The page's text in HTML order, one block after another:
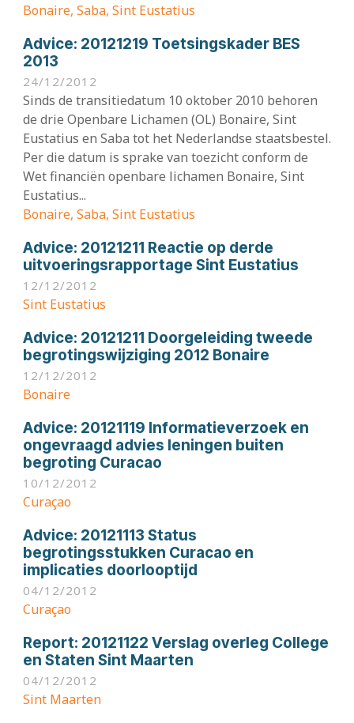
Bonaire, Saba, Sint Eustatius
Advice: 20121219 Toetsingskader BES
2013
24/12/2012
Sinds de transitiedatum 10 oktober 2010 behoren
de drie Openbare Lichamen (OL) Bonaire, Sint
Eustatius en Saba tot het Nederlandse staatsbestel.
Per die datum is sprake van toezicht conform de
Wet financiën openbare lichamen Bonaire, Sint
Eustatius...
Bonaire, Saba, Sint Eustatius
Advice: 20121211 Reactie op derde
uitvoeringsrapportage Sint Eustatius
12/12/2012
Sint Eustatius
Advice: 20121211 Doorgeleiding tweede
begrotingswijziging 2012 Bonaire
12/12/2012
Bonaire
Advice: 20121119 Informatieverzoek en
ongevraagd advies leningen buiten
begroting Curacao
10/12/2012
Curaçao
Advice: 20121113 Status
begrotingsstukken Curacao en
implicaties doorlooptijd
04/12/2012
Curaçao
Report: 20121122 Verslag overleg College
en Staten Sint Maarten
04/12/2012
Sint Maarten